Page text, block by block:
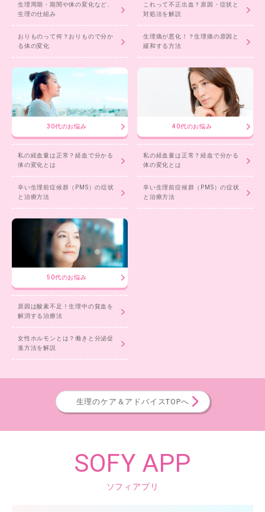
生理周期・期間や体の変化など、
生理の仕組み
おりものって何？おりもので分か
る体の変化
これって不正出血？原因・症状と
対処法を解説
生理痛が悪化！？生理痛の原因と
緩和する方法
30代のお悩み
私の経血量は正常？経血で分かる
体の変化とは
辛い生理前症候群（PMS）の症状
と治療方法
40代のお悩み
私の経血量は正常？経血で分かる
体の変化とは
辛い生理前症候群（PMS）の症状
と治療方法
50代のお悩み
原因は酸素不足！生理中の貧血を
解消する治療法
女性ホルモンとは？働きと分泌促
進方法を解説
生理のケア＆アドバイスTOPへ
SOFY APP
ソフィアプリ